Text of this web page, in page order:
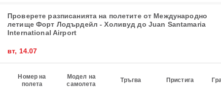
Проверете разписанията на полетите от Международно
летище Форт Лодърдейл - Холивуд до Juan Santamaria
International Airport
вт, 14.07
Номер на
полета
Модел на
самолета
Тръгва Пристига